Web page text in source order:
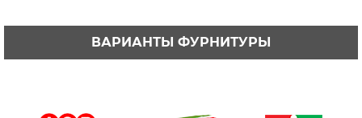
ВАРИАНТЫ ФУРНИТУРЫ